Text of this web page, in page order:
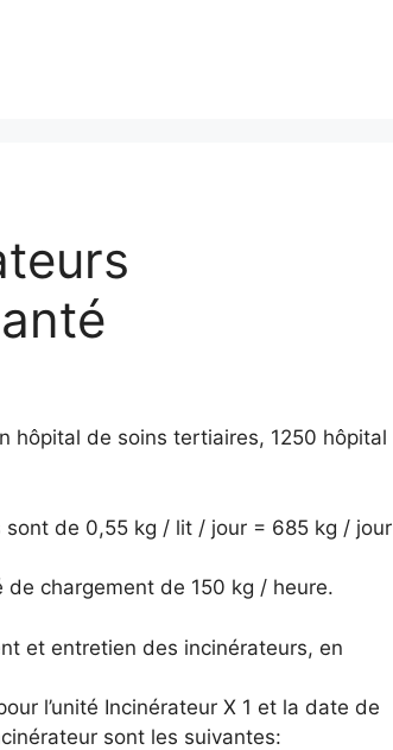
hôpital de soins tertiaires, 1250 hôpital
de 0,55 kg / lit / jour = 685 kg / jour
de chargement de 150 kg / heure.
et entretien des incinérateurs, en
l’unité Incinérateur X 1 et la date de
sont les suivantes: